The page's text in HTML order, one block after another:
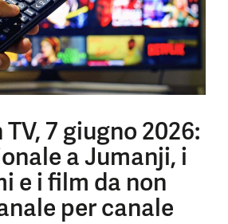
7 giugno 2026:
a Jumanji, i
e i film da non
per canale